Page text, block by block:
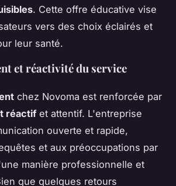
. Cette offre éducative vise
vers des choix éclairés et
leur santé.
et réactivité du service
chez Novoma est renforcée par
réactifet attentif. L'entreprise
ouverte et rapide,
et aux préoccupations par
manière professionnelle et
que quelques retours